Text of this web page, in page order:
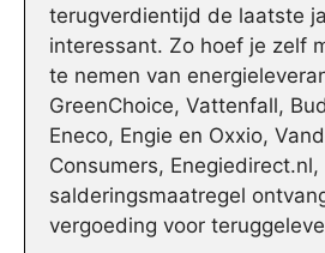
terugverdientijd de laatste
interessant. Zo hoef je zelf
te nemen van
GreenChoice, Vattenfall,
Eneco, Engie en Oxxio,
Consumers,
salderingsmaatregel
vergoeding voor